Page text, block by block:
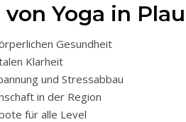
Yoga in
Gesundheit
Klarheit
und Stressabbau
in der Region
für alle Level